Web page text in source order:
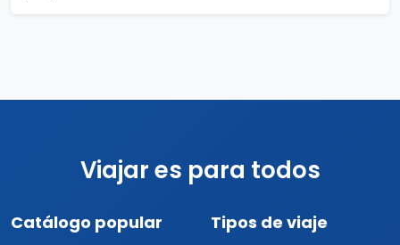
Viajar es para todos
Catálogo popular Tipos de viaje